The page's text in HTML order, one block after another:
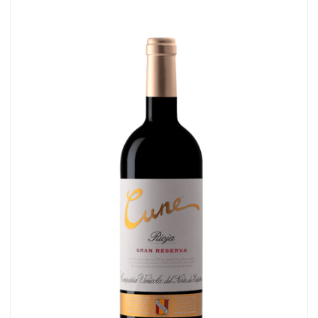
VIÑA
REAL